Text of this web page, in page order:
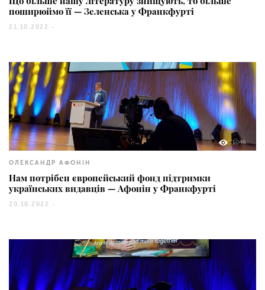
поширюймо її — Зеленська у Франкфурті
21.10.2022 -
1046
ОЛЕКСАНДР АФОНІН
Нам потрібен європейський фонд підтримки
українських видавців — Афонін у Франкфурті
20.10.2022 -